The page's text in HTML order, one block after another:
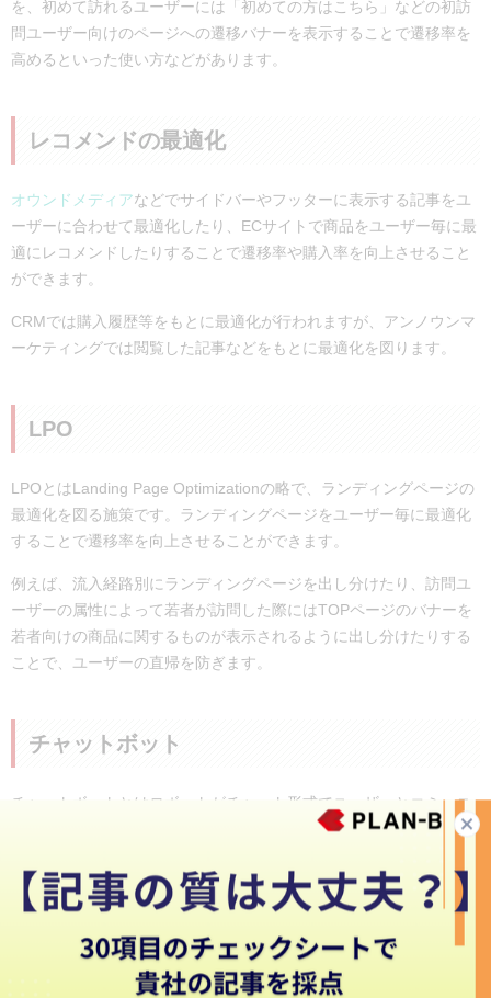
を、初めて訪れるユーザーには「初めての方はこちら」などの初訪
問ユーザー向けのページへの遷移バナーを表示することで遷移率を
高めるといった使い方などがあります。
レコメンドの最適化
オウンドメディアなどでサイドバーやフッターに表示する記事をユ
ーザーに合わせて最適化したり、ECサイトで商品をユーザー毎に最
適にレコメンドしたりすることで遷移率や購入率を向上させること
ができます。
CRMでは購入履歴等をもとに最適化が行われますが、アンノウンマ
ーケティングでは閲覧した記事などをもとに最適化を図ります。
LPO
LPOとはLanding Page Optimizationの略で、ランディングページの
最適化を図る施策です。ランディングページをユーザー毎に最適化
することで遷移率を向上させることができます。
例えば、流入経路別にランディングページを出し分けたり、訪問ユ
ーザーの属性によって若者が訪問した際にはTOPページのバナーを
若者向けの商品に関するものが表示されるように出し分けたりする
ことで、ユーザーの直帰を防ぎます。
チャットボット
チャットボットとはロボットがチャット形式でユーザーとコミュニ
ケーションを行う仕組みのことです。最近ではWebサイト上にポッ
ができるようになるサービスも増えてきています。
味があることを引き出すことに用いられることが多いです。例え
ば、ボットがユーザーに対して気になることを質問し、回答しても